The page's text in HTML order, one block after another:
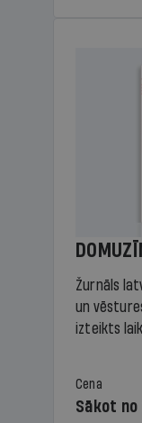
Žurnāls
un
izteikts
Cena
Sākot no